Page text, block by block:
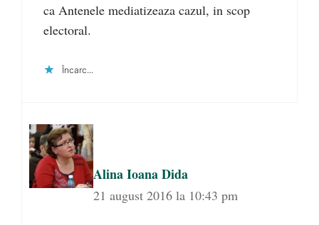
ca Antenele mediatizeaza cazul, in scop
electoral.
Încarc...
Alina Ioana Dida
21 august 2016 la 10:43 pm